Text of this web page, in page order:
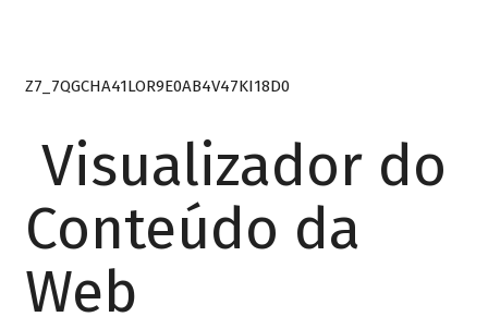
Z7_7QGCHA41LOR9E0AB4V47KI18D0
Visualizador do
Conteúdo da
Web